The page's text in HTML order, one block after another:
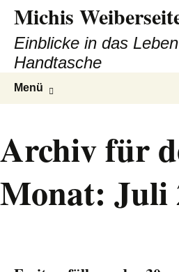
Michis
Einblicke in das
Handtasche
Menü
Archiv für
Monat: Juli